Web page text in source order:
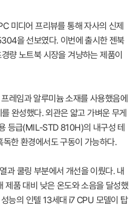
미디어 프리뷰를 통해 자사의 신제
을 선보였다. 이번에 출시한 젠북
량 노트북 시장을 겨냥하는 제품이
레임과 알루미늄 소재를 사용했음에
완성했다. 외관은 얇고 가벼운 무게
등급(MIL-STD 810H)의 내구성 테
한 환경에서도 구동이 가능하다.
쿨링 부분에서 개선을 이뤘다. 내
제품 대비 낮은 온도와 소음을 달성했
능의 인텔 13세대 i7 CPU 모델이 탑